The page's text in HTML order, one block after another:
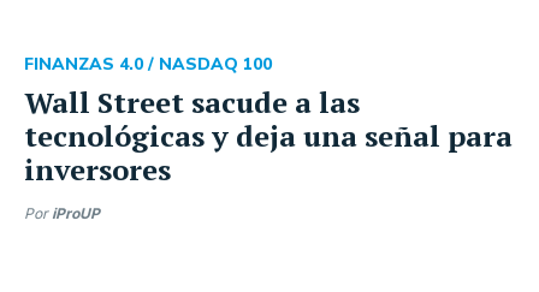
Wall Street sacude a las
tecnológicas y deja una señal para
inversores
FINANZAS 4.0 / NASDAQ 100
Por iProUP